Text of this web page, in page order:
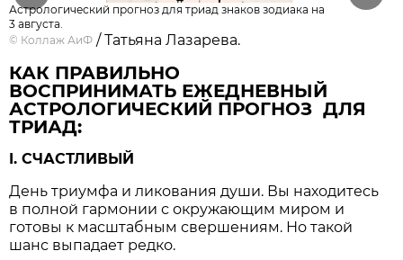
Астрологический прогноз для триад знаков зодиака на
3 августа.
© Коллаж АиФ / Татьяна Лазарева.
КАК ПРАВИЛЬНО
ВОСПРИНИМАТЬ ЕЖЕДНЕВНЫЙ
АСТРОЛОГИЧЕСКИЙ ПРОГНОЗ ДЛЯ
ТРИАД:
I. СЧАСТЛИВЫЙ
День триумфа и ликования души. Вы находитесь
в полной гармонии с окружающим миром и
готовы к масштабным свершениям. Но такой
шанс выпадает редко.